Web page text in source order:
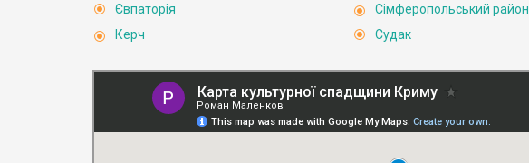
Євпаторія
Керч
Сімферопольський район
Судак